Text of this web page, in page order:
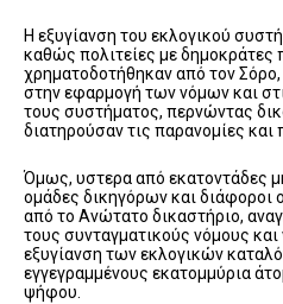
Η εξυγίανση του εκλογικού
καθώς πολιτείες με δημοκράτες
χρηματοδοτήθηκαν από τον
στην εφαρμογή των νόμων και
τους συστήματος, περνώντας
διατηρούσαν τις παρανομίες
Όμως, υστερα από εκατοντάδες
ομάδες δικηγόρων και διάφοροι
από το Ανώτατο δικαστήριο,
τους συνταγματικούς νόμους
εξυγίανση των εκλογικών
εγγεγραμμένους εκατομμύρια
ψήφου.